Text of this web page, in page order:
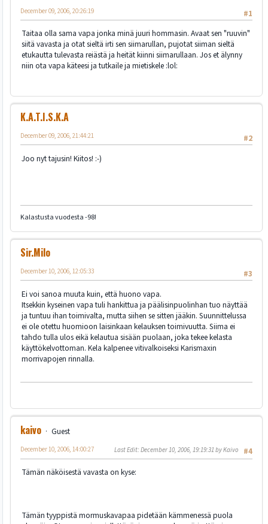
#1
December 09, 2006, 20:26:19
Taitaa olla sama vapa jonka minä juuri hommasin. Avaat sen "ruuvin"
siitä vavasta ja otat sieltä irti sen siimarullan, pujotat siiman sieltä
etukautta tulevasta reiästä ja heität kiinni siimarullaan. Jos et älynny
niin ota vapa käteesi ja tutkaile ja mietiskele :lol:
K.A.T.I.S.K.A
#2
December 09, 2006, 21:44:21
Joo nyt tajusin! Kiitos! :-)
Kalastusta vuodesta -98!
Sir.Milo
#3
December 10, 2006, 12:05:33
Ei voi sanoa muuta kuin, että huono vapa.
Itsekkin kyseinen vapa tuli hankittua ja päälisinpuolinhan tuo näyttää
ja tuntuu ihan toimivalta, mutta siihen se sitten jääkin. Suunnittelussa
ei ole otettu huomioon laisinkaan kelauksen toimivuutta. Siima ei
tahdo tulla ulos eikä kelautua sisään puolaan, joka tekee kelasta
käyttökelvottoman. Kela kalpenee vitivalkoiseksi Karismaxin
morrivapojen rinnalla.
kaivo
Guest
#4
December 10, 2006, 14:00:27 Last Edit: December 10, 2006, 19:19:31 by Kaivo
Tämän näköisestä vavasta on kyse:
Tämän tyyppistä mormuskavapaa pidetään kämmenessä puola